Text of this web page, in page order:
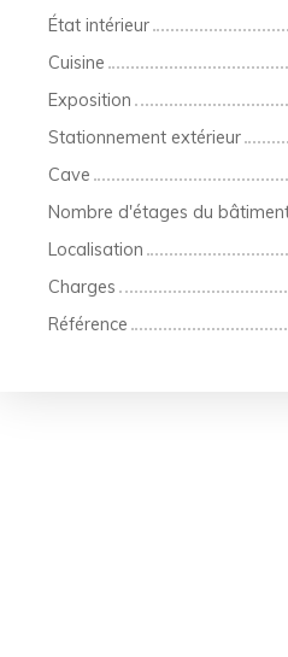
État intérieur
Cuisine
Exposition
Stationnement extérieur
Cave
Nombre d'étages du
Localisation
Charges
Référence